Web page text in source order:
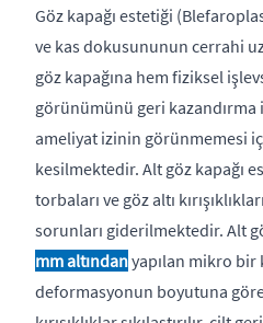
Göz kapağı estetiği
ve kas dokusununun cerrahi
göz kapağına hem fiziksel
görünümünü geri kazandırma
ameliyat izinin görünmemesi
kesilmektedir. Alt göz kapağı
torbaları ve göz altı
sorunları giderilmektedir. Alt
mm altındanyapılan mikro
deformasyonun boyutuna göre